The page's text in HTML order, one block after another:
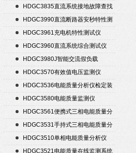
HDGC3835直流系统接地故障查找
仪
HDGC3990直流断路器安秒特性测
试仪
HDGC3961充电机特性测试仪
HDGC3960直流系统综合测试仪
HDGC3980J智能交流假负载
HDGC3570有效值电压监测仪
HDGC3536电能质量分析仪检定装
置
HDGC3580电能质量监测仪
HDGC3561便携式三相电能质量分
析仪
HDGC3531手持式三相电能质量分
析仪
HDGC3510单相电能质量分析仪
HDGC3521电能质量在线监测系统